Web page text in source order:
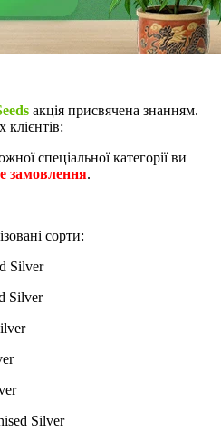
акція присвячена знанням.
спеціальної категорії ви
замовлення.
сорти:
Silver
Silver
Silver